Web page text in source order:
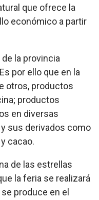
que ofrece la
económico a partir
la provincia
por ello que en la
otros, productos
productos
en diversas
sus derivados como
cacao.
de las estrellas
la feria se realizará
produce en el